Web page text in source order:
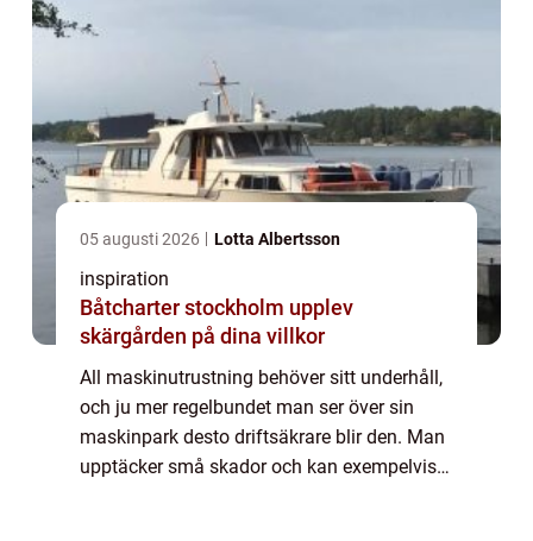
05 augusti 2026 Lotta Albertsson
inspiration
Båtcharter stockholm upplev
skärgården på dina villkor
All maskinutrustning behöver sitt underhåll,
och ju mer regelbundet man ser över sin
maskinpark desto driftsäkrare blir den. Man
upptäcker små skador och kan exempelvis